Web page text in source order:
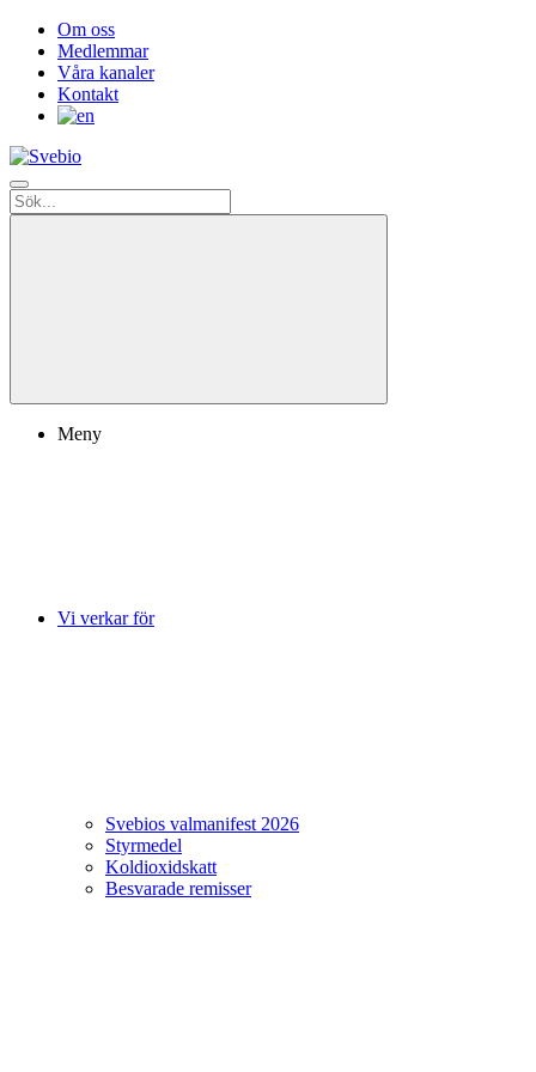
Om oss
Medlemmar
Våra kanaler
Kontakt
Meny
Vi verkar för
Svebios valmanifest 2026
Styrmedel
Koldioxidskatt
Besvarade remisser